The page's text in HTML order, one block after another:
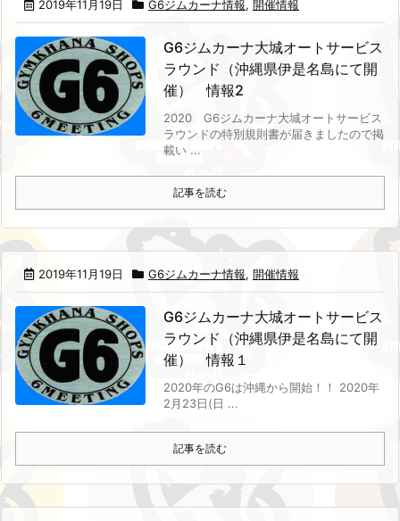
2019年11月19日 G6ジムカーナ情報, 開催情報
G6ジムカーナ大城オートサービス
ラウンド（沖縄県伊是名島にて開
催） 情報2
2020 G6ジムカーナ大城オートサービス
ラウンドの特別規則書が届きましたので掲
載い ...
記事を読む
2019年11月19日 G6ジムカーナ情報, 開催情報
G6ジムカーナ大城オートサービス
ラウンド（沖縄県伊是名島にて開
催） 情報１
2020年のG6は沖縄から開始！！
2020年
2月23日(日 ...
記事を読む